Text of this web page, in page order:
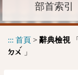
部首索引
::: 首頁 > 辭典檢視「
ㄉㄨ
ˊ
」